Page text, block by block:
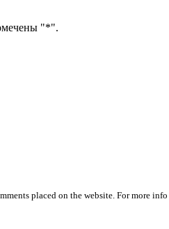
"*".
placed on the website. For more